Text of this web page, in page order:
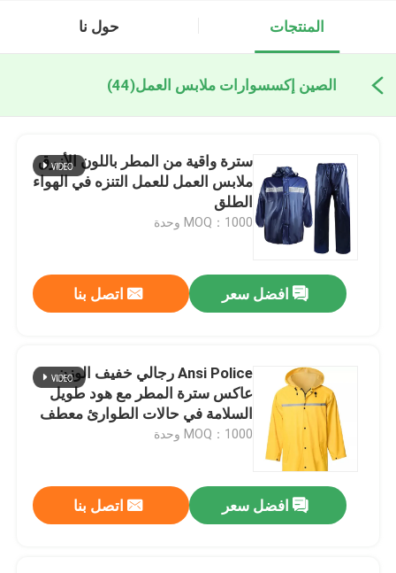
المنتجات حول نا
الصين إكسسوارات ملابس العمل(44)
سترة واقية من المطر باللون الأزرق
ملابس العمل للعمل التنزه في الهواء
الطلق
MOQ：1000 وحدة
افضل سعر اتصل بنا
Ansi Police رجالي خفيف الوزن
عاكس سترة المطر مع هود طويل
السلامة في حالات الطوارئ معطف
واق من المطر
MOQ：1000 وحدة
افضل سعر اتصل بنا